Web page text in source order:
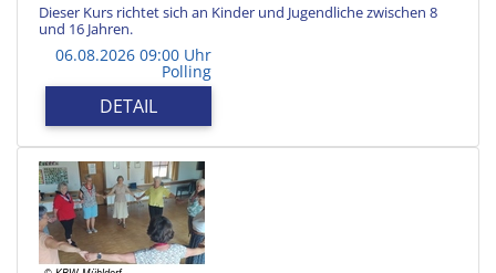
Dieser Kurs richtet sich an Kinder und Jugendliche zwischen 8
und 16 Jahren.
06.08.2026 09:00 Uhr
Polling
DETAIL